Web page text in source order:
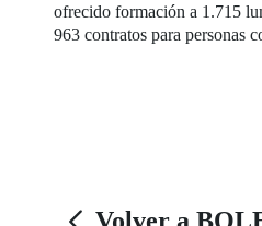
ofrecido formación a 1.715
963 contratos para personas
Volver a